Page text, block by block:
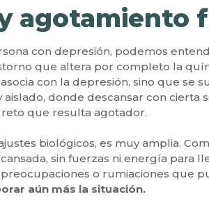
agotamiento
con depresión, podemos
que altera por completo la
con la depresión, sino que se
donde descansar con cierta
reto que resulta agotador.
biológicos, es muy amplia.
sin fuerzas ni energía para
o rumiaciones que
aún más la situación.